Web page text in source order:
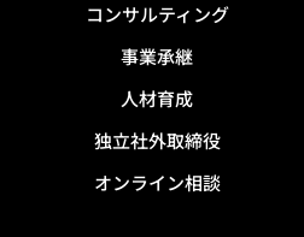
コンサルティング
事業承継
人材育成
独立社外取締役
オンライン相談